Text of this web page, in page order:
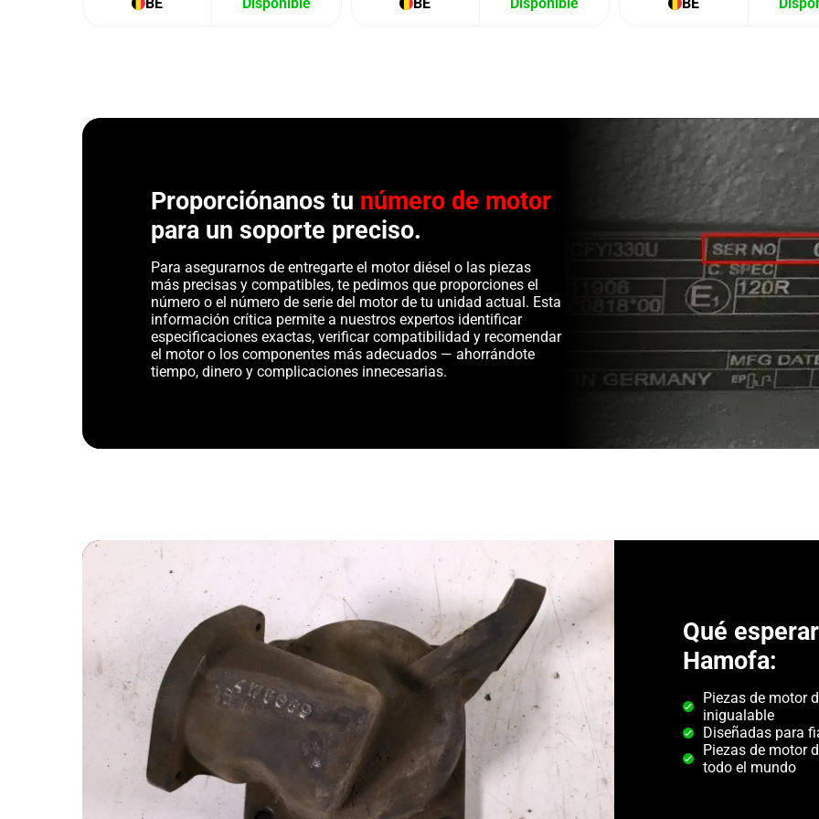
Proporciónanos tu número de motor
para un soporte preciso.
Para asegurarnos de entregarte el motor diésel o las piezas
más precisas y compatibles, te pedimos que proporciones el
número o el número de serie del motor de tu unidad actual. Esta
información crítica permite a nuestros expertos identificar
especificaciones exactas, verificar compatibilidad y recomendar
el motor o los componentes más adecuados — ahorrándote
tiempo, dinero y complicaciones innecesarias.
Qué
Hamofa:
Piezas de motor
inigualable
Diseñadas para
Piezas de motor
todo el mundo